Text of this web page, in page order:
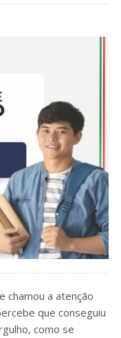
chamou a atenção
que conseguiu
como se